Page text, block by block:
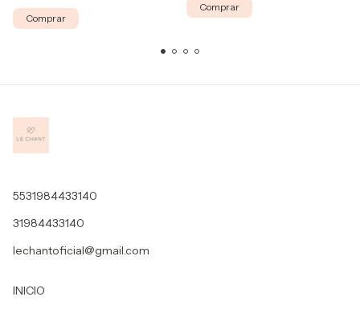
Comprar
Comprar
5531984433140
31984433140
lechantoficial@gmail.com
INICIO